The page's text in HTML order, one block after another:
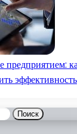
предприятием:
эффективность